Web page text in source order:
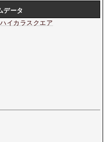
データ
ハイカラスクエア